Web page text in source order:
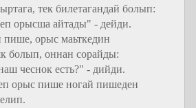
тек билетагандай болып:
орысша айтады" - дейди.
пише, орыс маьткедин
болып, оннан сорайды:
чеснок есть?" - дийди.
орыс пише ногай пишеден